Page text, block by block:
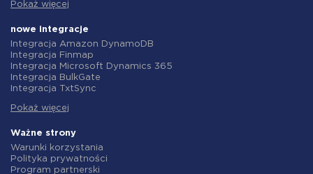
Integracja Gmail
Integracja ClickUp
Integracja Airtable
Integracja Google Contacts
Integracja OpenAI (ChatGPT)
Integracja Instagram
Integracja ActiveCampaign
Integracja Salesforce CRM
Integracja Notion
Integracja AWeber
Integracja Asana
Pokaż więcej
nowe integracje
Integracja Amazon DynamoDB
Integracja Finmap
Integracja Microsoft Dynamics 365
Integracja BulkGate
Integracja TxtSync
Integracja Corezoid
Integracja Instasent
Integracja AtomPark
Integracja TXTImpact
Integracja Campaign Monitor
Pokaż więcej
Ważne strony
Warunki korzystania
Polityka prywatności
Program partnerski